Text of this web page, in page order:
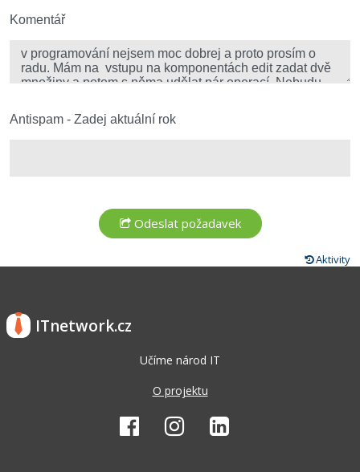
Fórum
Kybernetická bezpečnost
Komentář
Antispam - Zadej aktuální rok
Aktivity
ITnetwork.cz
Učíme národ IT
O projektu